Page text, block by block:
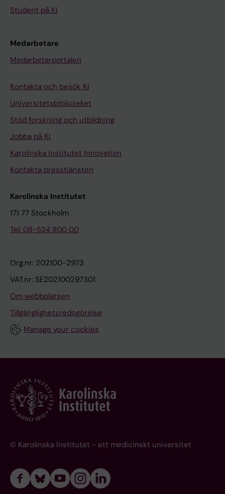
Student på KI
Medarbetare
Medarbetarportalen
Kontakta och besök KI
Universitetsbiblioteket
Stöd forskning och utbildning
Jobba på KI
Karolinska Institutet Innovation
Kontakta presstjänsten
Karolinska Institutet
171 77 Stockholm
Tel: 08-524 800 00
Org.nr: 202100-2973
VAT.nr: SE202100297301
Om webbplatsen
Tillgänglighetsredogörelse
Manage your cookies
© Karolinska Institutet - ett medicinskt universitet